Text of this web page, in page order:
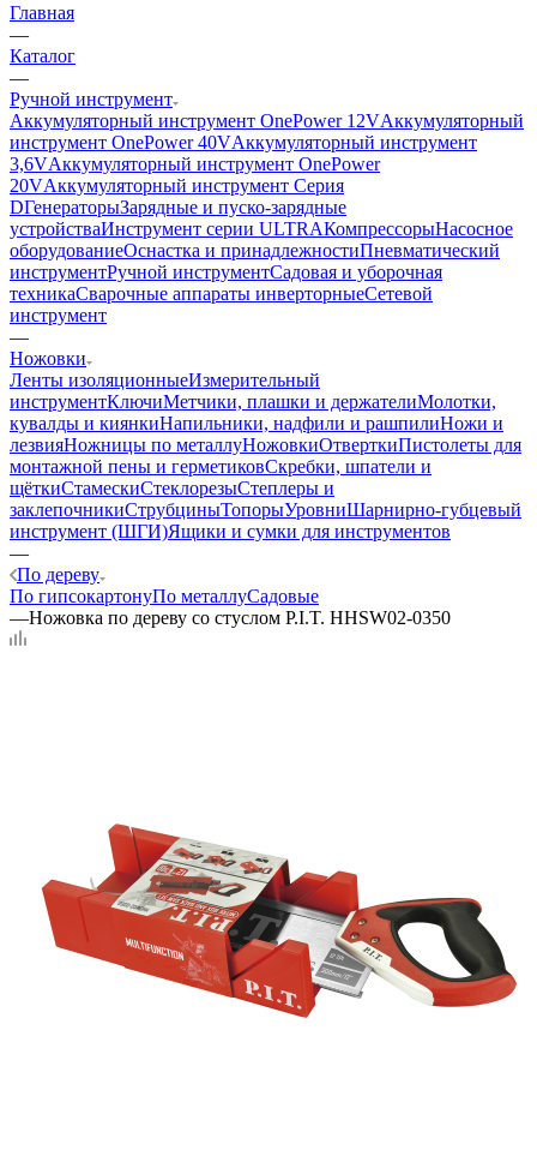
Главная
—
Каталог
—
Ручной инструмент
Аккумуляторный инструмент OnePower 12VАккумуляторный
инструмент OnePower 40VАккумуляторный инструмент
3,6VАккумуляторный инструмент OnePower
20VАккумуляторный инструмент Серия
DГенераторыЗарядные и пуско-зарядные
устройстваИнструмент серии ULTRAКомпрессорыНасосное
оборудованиеОснастка и принадлежностиПневматический
инструментРучной инструментСадовая и уборочная
техникаСварочные аппараты инверторныеСетевой
инструмент
—
Ножовки
Ленты изоляционныеИзмерительный
инструментКлючиМетчики, плашки и держателиМолотки,
кувалды и киянкиНапильники, надфили и рашпилиНожи и
лезвияНожницы по металлуНожовкиОтверткиПистолеты для
монтажной пены и герметиковСкребки, шпатели и
щёткиСтамескиСтеклорезыСтеплеры и
заклепочникиСтрубциныТопорыУровниШарнирно-губцевый
инструмент (ШГИ)Ящики и сумки для инструментов
—
По дереву
По гипсокартонуПо металлуСадовые
—Ножовка по дереву со стуслом P.I.T. HHSW02-0350